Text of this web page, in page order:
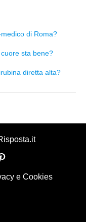
di Roma?
sta bene?
diretta alta?
e Cookies